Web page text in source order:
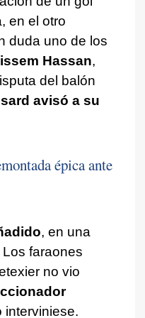
en el otro
duda uno de los
Hassan,
del balón
avisó a su
épica ante
, en una
Los faraones
no vio
interviniese.